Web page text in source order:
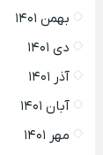
بهمن ۱۴۰۱
دی ۱۴۰۱
آذر ۱۴۰۱
آبان ۱۴۰۱
مهر ۱۴۰۱